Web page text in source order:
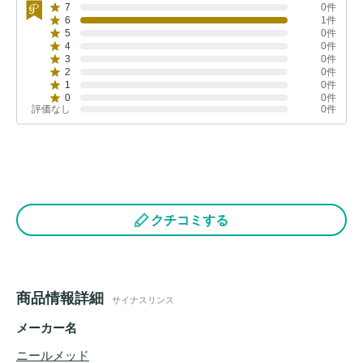
7
0件
6
1件
5
0件
4
0件
3
0件
2
0件
1
0件
0
0件
評価なし
0件
クチコミする
商品情報詳細 サイナスリンス
メーカー名
ニールメッド